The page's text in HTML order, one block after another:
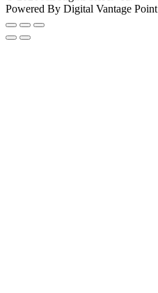
Powered By Digital Vantage Point